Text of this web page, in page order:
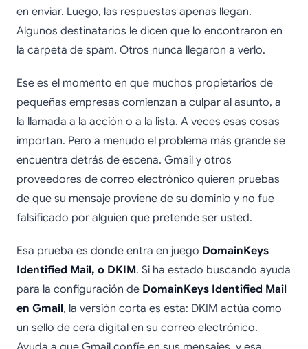
en enviar. Luego, las respuestas apenas llegan.
Algunos destinatarios le dicen que lo encontraron en
la carpeta de spam. Otros nunca llegaron a verlo.
Ese es el momento en que muchos propietarios de
pequeñas empresas comienzan a culpar al asunto, a
la llamada a la acción o a la lista. A veces esas cosas
importan. Pero a menudo el problema más grande se
encuentra detrás de escena. Gmail y otros
proveedores de correo electrónico quieren pruebas
de que su mensaje proviene de su dominio y no fue
falsificado por alguien que pretende ser usted.
Esa prueba es donde entra en juego DomainKeys
Identified Mail, o DKIM. Si ha estado buscando ayuda
para la configuración de DomainKeys Identified Mail
en Gmail, la versión corta es esta: DKIM actúa como
un sello de cera digital en su correo electrónico.